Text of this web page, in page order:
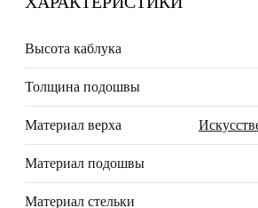
Высота каблука
Толщина подошвы
Материал верха
Материал подошвы
Материал стельки